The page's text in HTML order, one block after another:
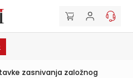
zasnivanja založnog